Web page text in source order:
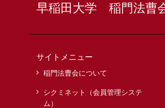
早稲田大学 稲門法曹
サイトメニュー
稲門法曹会について
シクミネット（会員管理システ
ム）